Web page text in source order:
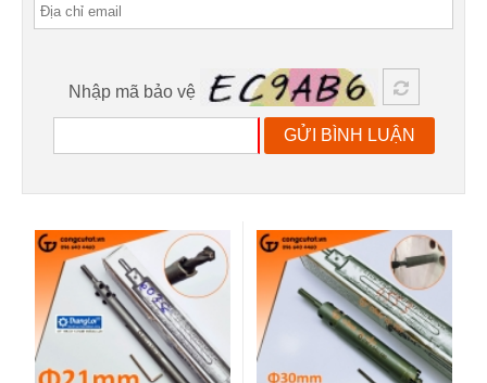
Nhập mã bảo vệ
GỬI BÌNH LUẬN